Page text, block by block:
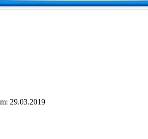
29.03.2019